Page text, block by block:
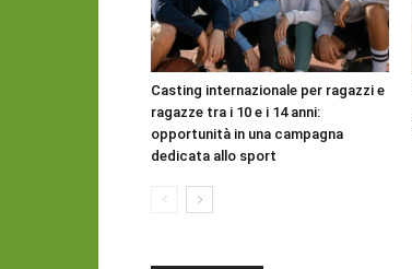
Casting internazionale per ragazzi e
ragazze tra i 10 e i 14 anni:
opportunità in una campagna
dedicata allo sport